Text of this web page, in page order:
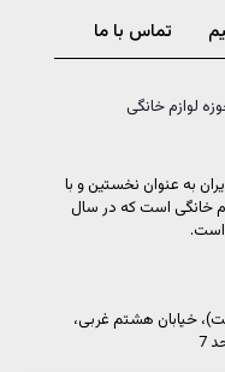
تماس با ما
به عنوان نخستین و با
خانگی است که در سال
خیابان هشتم غربی،